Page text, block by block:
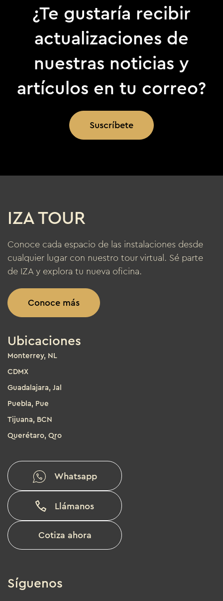
¿Te gustaría recibir
actualizaciones de
nuestras noticias y
artículos en tu correo?
Suscríbete
IZA TOUR
Conoce cada espacio de las instalaciones desde
cualquier lugar con nuestro tour virtual. Sé parte
de IZA y explora tu nueva oficina.
Conoce más
Ubicaciones
Monterrey, NL
CDMX
Guadalajara, Jal
Puebla, Pue
Tijuana, BCN
Querétaro, Qro
Whatsapp
Llámanos
Cotiza ahora
Síguenos